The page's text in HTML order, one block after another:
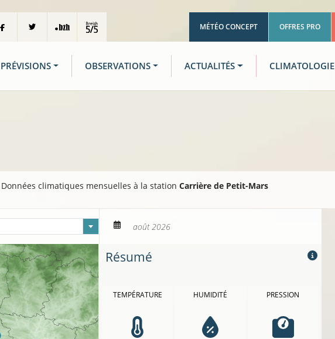
MÉTÉO CONCEPT OFFRES PRO
PRÉVISIONS OBSERVATIONS ACTUALITÉS CLIMATOLOGIE
Données climatiques mensuelles à la stationCarrière de Petit-Mars
Résumé
TEMPÉRATURE HUMIDITÉ PRESSION